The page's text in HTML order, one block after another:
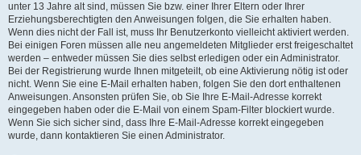
unter 13 Jahre alt sind, müssen Sie bzw. einer Ihrer Eltern oder Ihrer
Erziehungsberechtigten den Anweisungen folgen, die Sie erhalten haben.
Wenn dies nicht der Fall ist, muss Ihr Benutzerkonto vielleicht aktiviert werden.
Bei einigen Foren müssen alle neu angemeldeten Mitglieder erst freigeschaltet
werden – entweder müssen Sie dies selbst erledigen oder ein Administrator.
Bei der Registrierung wurde Ihnen mitgeteilt, ob eine Aktivierung nötig ist oder
nicht. Wenn Sie eine E-Mail erhalten haben, folgen Sie den dort enthaltenen
Anweisungen. Ansonsten prüfen Sie, ob Sie Ihre E-Mail-Adresse korrekt
eingegeben haben oder die E-Mail von einem Spam-Filter blockiert wurde.
Wenn Sie sich sicher sind, dass Ihre E-Mail-Adresse korrekt eingegeben
wurde, dann kontaktieren Sie einen Administrator.